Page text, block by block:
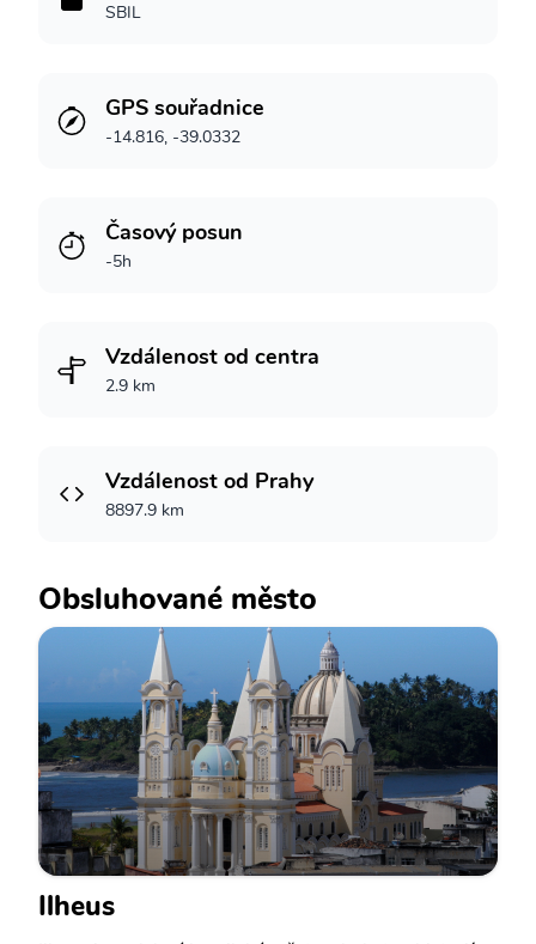
SBIL
GPS souřadnice
-14.816, -39.0332
Časový posun
-5h
Vzdálenost od centra
2.9 km
Vzdálenost od Prahy
8897.9 km
Obsluhované město
Ilheus